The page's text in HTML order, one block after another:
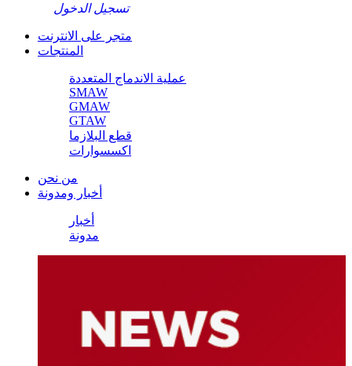
تسجيل الدخول
متجر على الانترنت
المنتجات
عملية الاندماج المتعددة
SMAW
GMAW
GTAW
قطع البلازما
اكسسوارات
من نحن
أخبار ومدونة
أخبار
مدونة